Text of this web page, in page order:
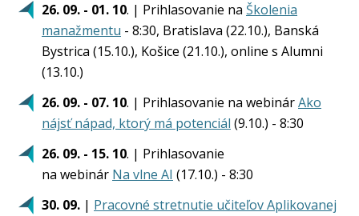
26. 09. - 01. 10. | Prihlasovanie na Školenia
manažmentu - 8:30, Bratislava (22.10.), Banská
Bystrica (15.10.), Košice (21.10.), online s Alumni
(13.10.)
26. 09. - 07. 10. | Prihlasovanie na webinárAko
nájsť nápad, ktorý má potenciál (9.10.) - 8:30
26. 09. - 15. 10. | Prihlasovanie
na webinár Na vlne AI (17.10.) - 8:30
30. 09. | Pracovné stretnutie učiteľov Aplikovanej